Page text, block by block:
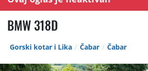
BMW 318D
Gorski kotar i Lika Čabar Čabar